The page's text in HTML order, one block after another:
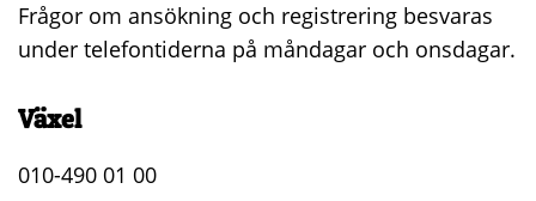
Frågor om ansökning och registrering besvaras
under telefontiderna på måndagar och onsdagar.
Växel
010-490 01 00